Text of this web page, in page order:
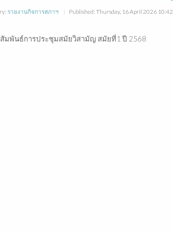
รายงานกิจการสภาฯ Published: Thursday, 16 April 2026 10:42
มพันธ์การประชุมสมัยวิสามัญ สมัยที่1 ปี 2568